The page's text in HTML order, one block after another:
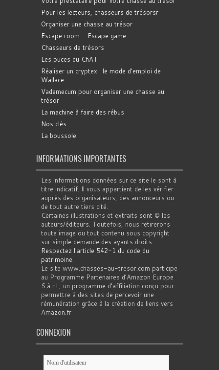
Pour les lecteurs, chasseurs de trésorsr
Organiser une chasse au trésor
Escape room - Escape game
Chasseurs de trésors
Les puces du ChAT
Réaliser un cryptex : le mode d'emploi de
Wallace
Vademecum pour organiser une chasse au
trésor
La machine à faire des rébus
Nos clés
La boussole
INFORMATIONS IMPORTANTES
Les informations données sur ce site le sont à
titre indicatif. Il vous appartient de les vérifier
auprès des organisateurs, des annonceurs ou
de tout autre tiers cité.
Certaines illustrations et extraits sont © les
auteurs/éditeurs. Toutefois, nous retirerons
toute image ou tout contenu sous copyright
sur simple demande des ayants droits.
Respectez l'article 542-1 du code du
patrimoine.
Le site www.chasses-au-tresor.com participe
au Programme Partenaires d’Amazon Europe
S.à r.l., un programme d’affiliation conçu pour
permettre à des sites de percevoir une
rémunération grâce à la création de liens vers
Amazon.fr
CONNEXION